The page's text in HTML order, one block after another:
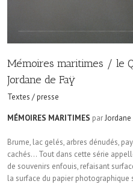
Mémoires maritimes / le
Jordane de Faÿ
Textes / presse
MÉMOIRES MARITIMES parJordane
Brume, lac gelés, arbres dénudés,
cachés… Tout dans cette série
de souvenirs enfouis, refaisant
la surface du papier